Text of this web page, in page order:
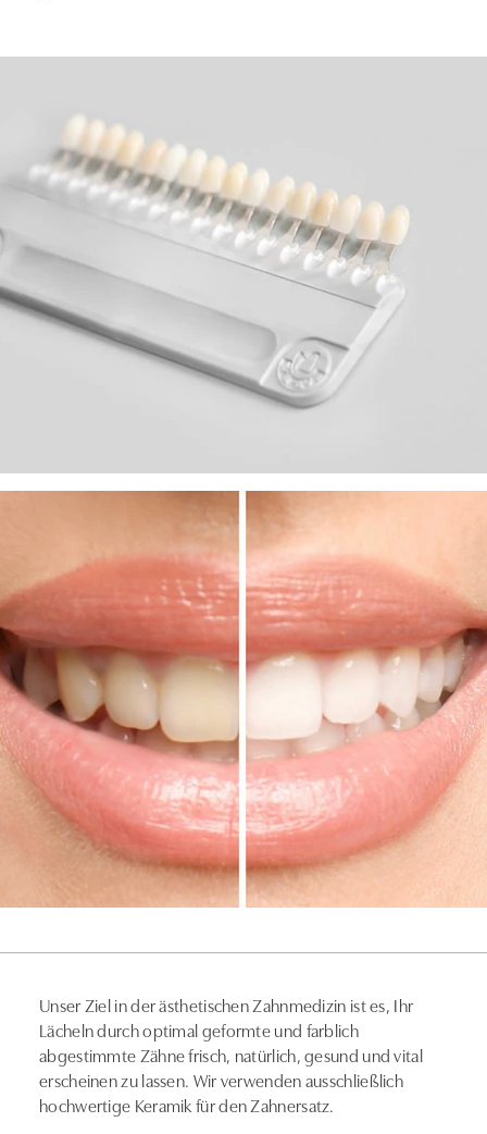
Unser Ziel in der ästhetischen Zahnmedizin ist es, Ihr
Lächeln durch optimal geformte und farblich
abgestimmte Zähne frisch, natürlich, gesund und vital
erscheinen zu lassen. Wir verwenden ausschließlich
hochwertige Keramik für den Zahnersatz.